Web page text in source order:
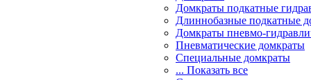
Домкраты подкатные
Длиннобазные подкатные
Домкраты пневмо-
Пневматические домкраты
Специальные домкраты
... Показать все